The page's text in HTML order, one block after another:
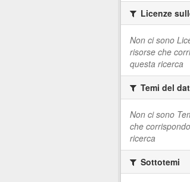
Licenze
Non ci sono
risorse che
questa ricerca
Temi del
Non ci sono
che
ricerca
Sottotemi